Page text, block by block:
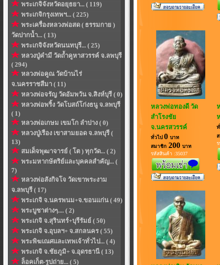
พระเกจิจังหวัดอยุธยา... ( 119)
พระเกจิกรุงเทพฯ... ( 225)
พระเครื่องหลวงพ่อสด ( ธรรมกาย )
วัดปากน้ำ... ( 13)
พระเกจิจังหวัดนนทบุรี... ( 25)
หลวงปู่คำมี วัดถ้ำคูหาสวรรค์ จ.ลพบุรี
( 294)
หลวงพ่อคูณ วัดบ้านไร่
จ.นครราชสีมา ( 11)
หลวงพ่อจรัญ วัดอัมพวัน จ.สิงห์บุรี ( 0)
หลวงพ่อพริ้ง วัดโบสถ์โก่งธนู จ.ลพบุรี
( 1)
หลวงพ่อเกษม เขมโก ลำปาง ( 0)
หลวงปู่เรือง เขาสามยอด จ.ลพบุรี (
13)
สมเด็จพุฒาจารย์ ( โต ) ทุกวัด... ( 2)
พระมหากษัตริย์และบุคคลสำคัญ... (
7)
หลวงพ่อสังกิจโจ วัดเขาพระงาม
จ.ลพบุรี ( 17)
พระเกจิ จ.นครพนม+จ.ขอนแก่น ( 49)
พระบูชาต่างๆ.... ( 2)
พระเกจิ จ.สุรินทร์+บุรีรัมย์ ( 50)
พระเกจิ จ.อุบลฯ+ จ.สกลนคร ( 55)
พระพิฆเณศและเทพเจ้าทั่วไป... ( 4)
พระเกจิ จ.ชัยภูมิ+ จ.อุดรธานี ( 13)
ล็อคเก็ต-รูปถ่าย... ( 5)
หลวงพ่อทองดี วัด
สำโรงชัย
จ.นครสวรรค์
ทั่วไป 0 บาท
สมาชิก 200 บาท
รหัสสินค้า :35037